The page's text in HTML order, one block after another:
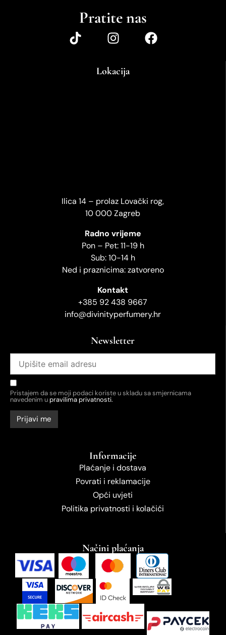
Pratite nas
Lokacija
Ilica 14 – prolaz Lovački rog,
10 000 Zagreb
Radno vrijeme
Pon – Pet: 11-19 h
Sub: 10-14 h
Ned i praznicima: zatvoreno
Kontakt
+385 92 438 9667
info@divinityperfumery.hr
Newsletter
Pristajem da se moji podaci koriste u skladu sa smjernicama
navedenim upravilima privatnosti.
Informacije
Plaćanje i dostava
Povrati i reklamacije
Opći uvjeti
Politika privatnosti i kolačići
Načini plaćanja